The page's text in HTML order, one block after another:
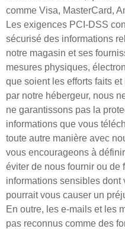
comme Visa, MasterCard,
Les exigences PCI-DSS
sécurisé des informations
notre magasin et ses
mesures physiques,
que soient les efforts faits
par notre hébergeur, nous
ne garantissons pas la
informations que vous
toute autre manière avec
vous encourageons à
éviter de nous fournir ou de
informations sensibles
pourrait vous causer un
En outre, les e-mails et les
pas reconnus comme des